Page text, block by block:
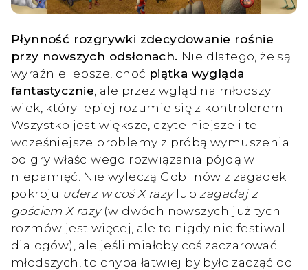
Płynność rozgrywki zdecydowanie rośnie
przy nowszych odsłonach. Nie dlatego, że są
wyraźnie lepsze, choć piątka wygląda
fantastycznie , ale przez wgląd na młodszy
wiek, który lepiej rozumie się z kontrolerem.
Wszystko jest większe, czytelniejsze i te
wcześniejsze problemy z próbą wymuszenia
od gry właściwego rozwiązania pójdą w
niepamięć. Nie wyleczą Goblinów z zagadek
pokroju uderz w coś X razylub zagadaj z
gościem X razy(w dwóch nowszych już tych
rozmów jest więcej, ale to nigdy nie festiwal
dialogów), ale jeśli miałoby coś zaczarować
młodszych, to chyba łatwiej by było zacząć od